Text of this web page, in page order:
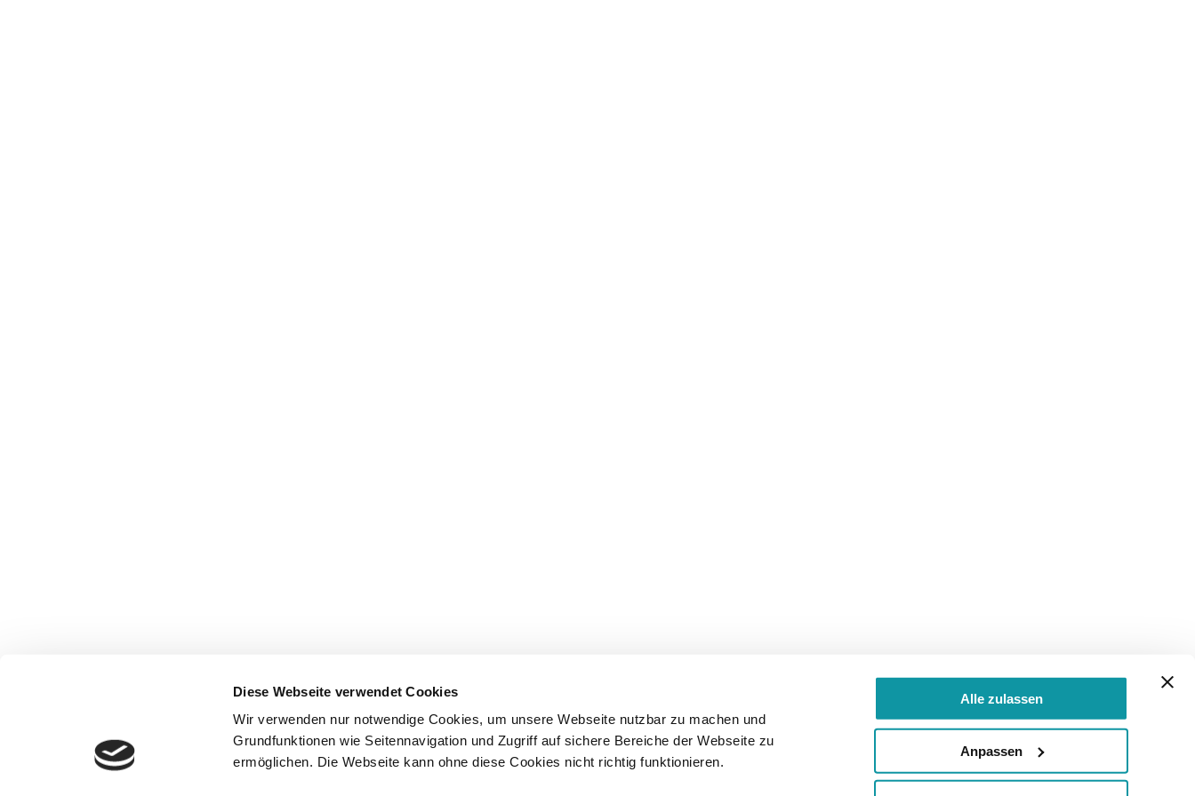
Diese Webseite verwendet Cookies
Wir verwenden nur notwendige Cookies, um unsere Webseite nutzbar zu machen und
Grundfunktionen wie Seitennavigation und Zugriff auf sichere Bereiche der Webseite zu
ermöglichen. Die Webseite kann ohne diese Cookies nicht richtig funktionieren.
Alle zulassen
Anpassen